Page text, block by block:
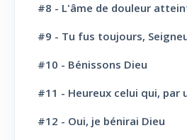
L' Eglise: Cloture et
#8 - L'âme de douleur
#9 - Tu fus toujours,
#10 - Bénissons Dieu
#11 - Heureux celui qui, par
#12 - Oui, je bénirai Dieu